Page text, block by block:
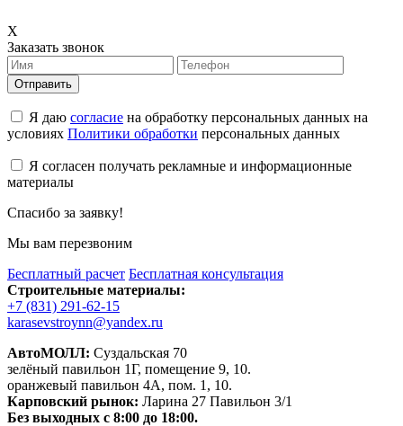
X
Заказать звонок
Отправить
Я даю согласие на обработку персональных данных на
условиях Политики обработки персональных данных
Я согласен получать рекламные и информационные
материалы
Спасибо за заявку!
Мы вам перезвоним
Бесплатный расчет Бесплатная консультация
Строительные материалы:
+7 (831) 291-62-15
karasevstroynn@yandex.ru
АвтоМОЛЛ: Суздальская 70
зелёный павильон 1Г, помещение 9, 10.
оранжевый павильон 4А, пом. 1, 10.
Карповский рынок: Ларина 27 Павильон 3/1
Без выходных с 8:00 до 18:00.